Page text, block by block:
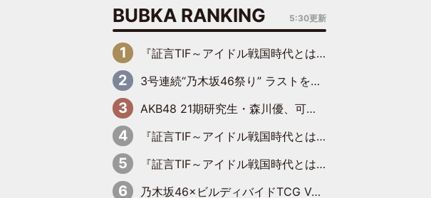
BUBKA RANKING 5:30更新
『証言TIF～アイドル戦国時代とはなんだったのか～』第6回：でんぱ組.inc・古川未鈴×相沢梨紗「『ハロプロやりたかったな』って言ったら、夢眠ねむさんに『てめえはでんぱ組．incなんだよ！』って肩パンされて(笑)」
3号連続“乃木坂46祭り” ラストを飾るのは賀喜遥香…5年ぶりの登場に「5年分大人になった私を見ていただけたら」
AKB48 21期研究生・森川優、可愛さもある大人の女性に
『証言TIF～アイドル戦国時代とはなんだったのか～』第11回：私立恵比寿中学・真山りか×安本彩花「TIFで10年ぶりのキョンシーメイクをしたら、場を完全に引かせてしまって。時代が変わったんだなって」
『証言TIF～アイドル戦国時代とはなんだったのか～』第10回：さくら学院・武藤彩未×飯田らうら「正直、中3で辞めるというのを信じてなくて。そう言われてはいたけど、嘘でしょって」
乃木坂46×ビルディバイドTCG Vol.2公開 賀喜遥香＆田村真佑が『京まふ』ステージに登壇